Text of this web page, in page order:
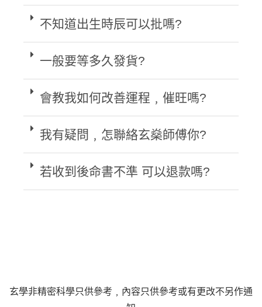
不知道出生時辰可以批嗎?
一般要等多久發貨?
會教我如何改善運程﹐催旺嗎?
我有疑問﹐怎聯絡玄燊師傅你?
若收到後命書不準 可以退款嗎?
玄學非精密科學只供參考﹐內容只供參考或有更改不另作通